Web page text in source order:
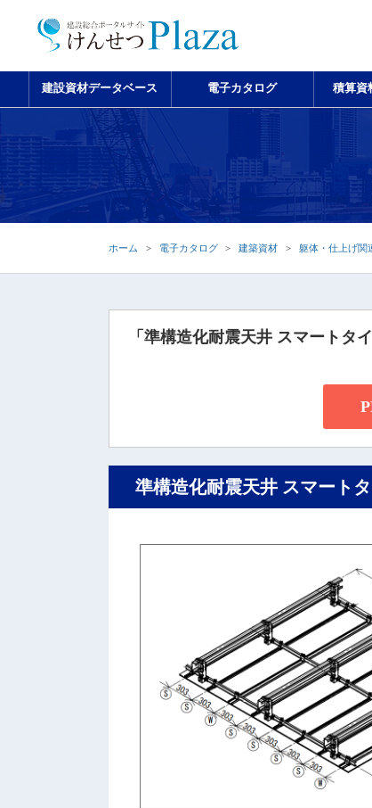
建設資材データベース 電子カタログ 積算資
ホーム 電子カタログ 建築資材 躯体・仕上げ関
「準構造化耐震天井 スマート
準構造化耐震天井 スマート